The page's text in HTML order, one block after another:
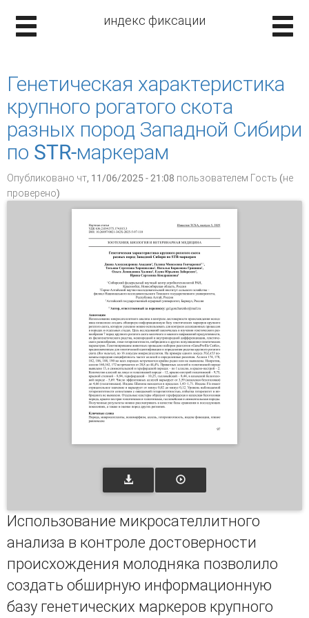
индекс фиксации
Генетическая характеристика
крупного рогатого скота
разных пород Западной Сибири
по STR-маркерам
Опубликовано чт, 11/06/2025 - 21:08 пользователем Гость (не
проверено)
Использование микросателлитного
анализа в контроле достоверности
происхождения молодняка позволило
создать обширную информационную
базу генетических маркеров крупного